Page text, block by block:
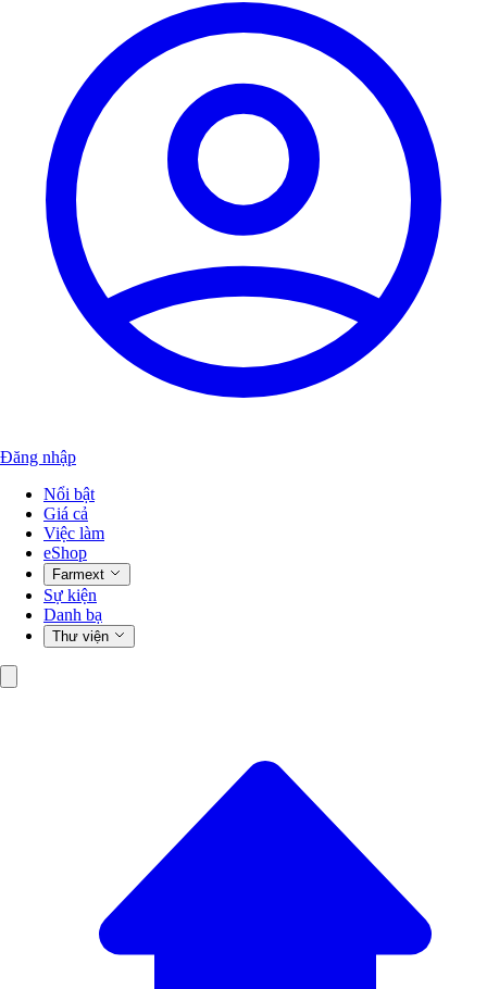
Đăng nhập
Nổi bật
Giá cả
Việc làm
eShop
Farmext
Sự kiện
Danh bạ
Thư viện